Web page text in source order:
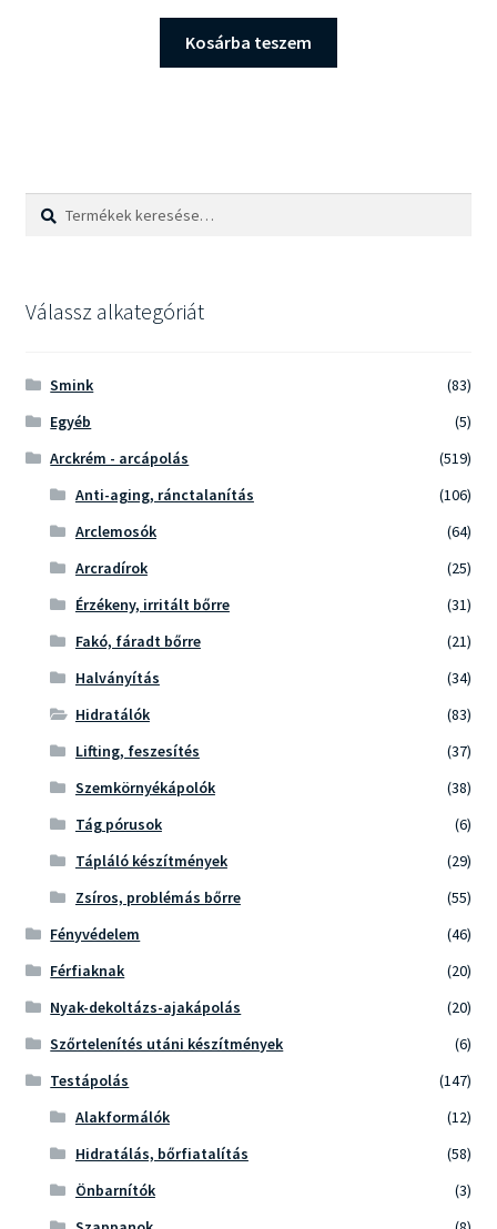
Kosárba teszem
Keresés
Keresés
Válassz alkategóriát
Smink
(83)
Egyéb
(5)
Arckrém - arcápolás
(519)
Anti-aging, ránctalanítás
(106)
Arclemosók
(64)
Arcradírok
(25)
Érzékeny, irritált bőrre
(31)
Fakó, fáradt bőrre
(21)
Halványítás
(34)
Hidratálók
(83)
Lifting, feszesítés
(37)
Szemkörnyékápolók
(38)
Tág pórusok
(6)
Tápláló készítmények
(29)
Zsíros, problémás bőrre
(55)
Fényvédelem
(46)
Férfiaknak
(20)
Nyak-dekoltázs-ajakápolás
(20)
Szőrtelenítés utáni készítmények
(6)
Testápolás
(147)
Alakformálók
(12)
Hidratálás, bőrfiatalítás
(58)
Önbarnítók
(3)